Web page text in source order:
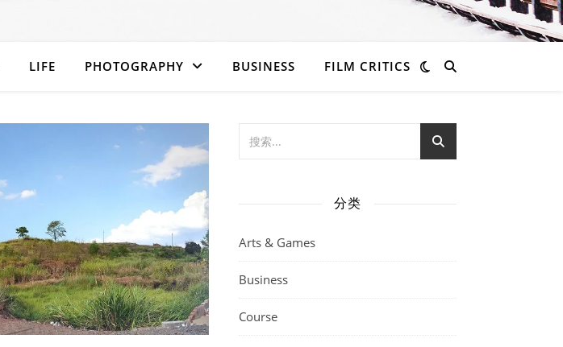
LIFE PHOTOGRAPHY BUSINESS FILM CRITICS
分类
Arts & Games
Business
Course